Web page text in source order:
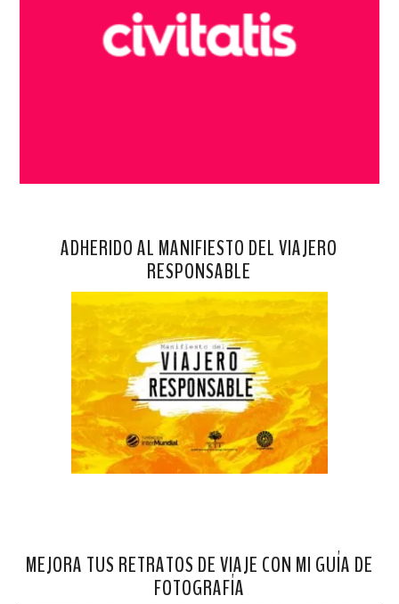
ADHERIDO AL MANIFIESTO DEL VIAJERO
RESPONSABLE
MEJORA TUS RETRATOS DE VIAJE CON MI GUÍA DE
FOTOGRAFÍA